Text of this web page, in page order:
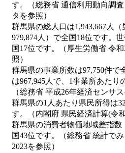
す。（総務省 通信利用動向調
タを参照）
群馬県の総人口は1,943,667人（
979,874人）で全国18位です。
国17位です。（厚生労働省 令
照）
群馬県の事業所数は97,750件で
は967,945人で、1事業所あたり
（総務省 平成26年経済センサス
群馬県の1人あたり県民所得は
す。（内閣府 県民経済計算(令
群馬県の消費者物価地域差指数
国43位です。（総務省 統計で
2023を参照）